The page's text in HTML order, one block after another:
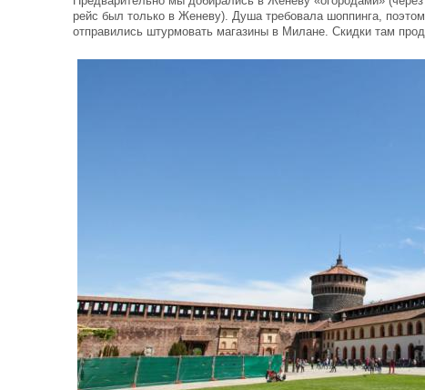
рейс был только в Женеву). Душа требовала шоппинга,
отправились штурмовать магазины в Милане. Скидки там